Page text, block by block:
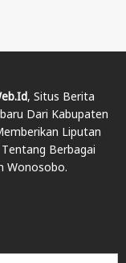
, Situs Berita
Dari Kabupaten
Liputan
Berbagai
Wonosobo.